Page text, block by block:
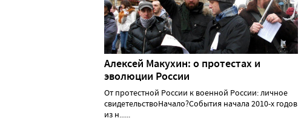
Алексей Макуxин: о протестаx и
эволюции России
От протестной России к военной России: личное
свидетельствоНачало?События начала 2010-х годов
из н......